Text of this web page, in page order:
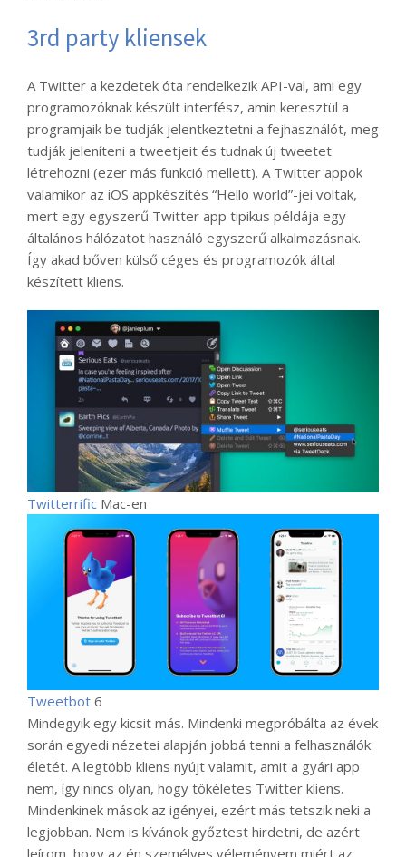
3rd party kliensek
A Twitter a kezdetek óta rendelkezik API-val, ami egy
programozóknak készült interfész, amin keresztül a
programjaik be tudják jelentkeztetni a fejhasználót, meg
tudják jeleníteni a tweetjeit és tudnak új tweetet
létrehozni (ezer más funkció mellett). A Twitter appok
valamikor az iOS appkészítés “Hello world”-jei voltak,
mert egy egyszerű Twitter app tipikus példája egy
általános hálózatot használó egyszerű alkalmazásnak.
Így akad bőven külső céges és programozók által
készített kliens.
Twitterrific Mac-en
Tweetbot 6
Mindegyik egy kicsit más. Mindenki megpróbálta az évek
során egyedi nézetei alapján jobbá tenni a felhasználók
életét. A legtöbb kliens nyújt valamit, amit a gyári app
nem, így nincs olyan, hogy tökéletes Twitter kliens.
Mindenkinek mások az igényei, ezért más tetszik neki a
legjobban. Nem is kívánok győztest hirdetni, de azért
leírom, hogy az én személyes véleményem miért az,